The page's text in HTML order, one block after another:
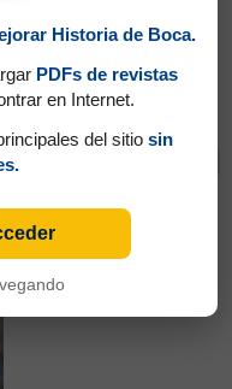
Historia de Boca.
PDFs de revistas
en Internet.
del sitio sin